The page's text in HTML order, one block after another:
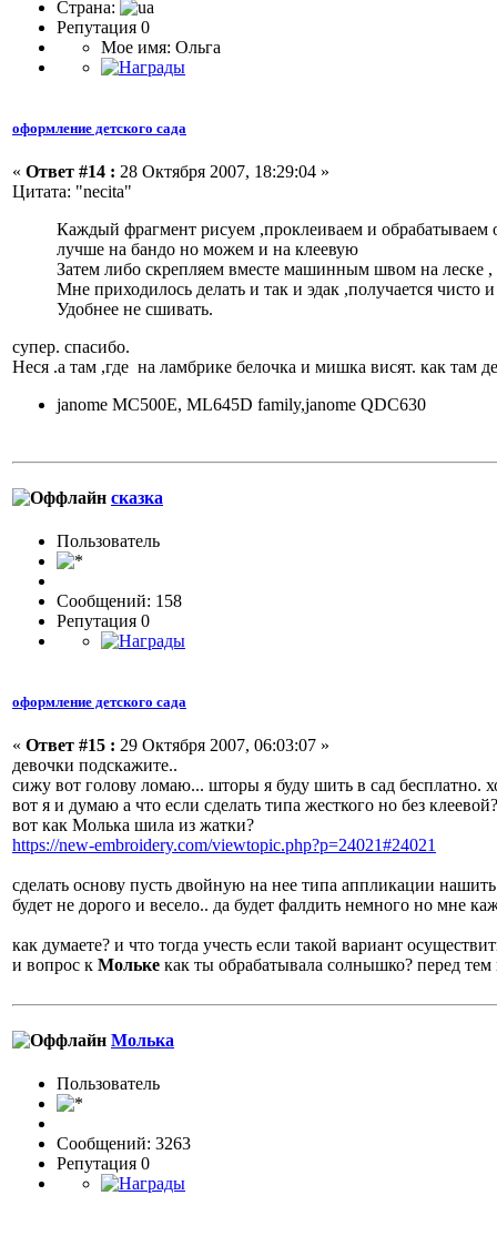
Страна:
Репутация 0
Мое имя: Ольга
оформление детского сада
« Ответ #14 : 28 Октября 2007, 18:29:04 »
Цитата: "necita"
Каждый фрагмент рисуем ,проклеиваем и обрабатываем
лучше на бандо но можем и на клеевую
Затем либо скрепляем вместе машинным швом на леске ,
Мне приходилось делать и так и эдак ,получается чисто
Удобнее не сшивать.
супер. спасибо.
Неся .а там ,где на ламбрике белочка и мишка висят. как там
janome MC500E, ML645D family,janome QDC630
сказка
Пользовaтeль
Сообщений: 158
Репутация 0
оформление детского сада
« Ответ #15 : 29 Октября 2007, 06:03:07 »
девочки подскажите..
сижу вот голову ломаю... шторы я буду шить в сад бесплатно.
вот я и думаю а что если сделать типа жесткого но без клеевой?
вот как Молька шила из жатки?
https://new-embroidery.com/viewtopic.php?p=24021#24021
сделать основу пусть двойную на нее типа аппликации
будет не дорого и весело.. да будет фалдить немного но мне
как думаете? и что тогда учесть если такой вариант
и вопрос к Мольке как ты обрабатывала солнышко? перед
Молька
Пользовaтeль
Сообщений: 3263
Репутация 0